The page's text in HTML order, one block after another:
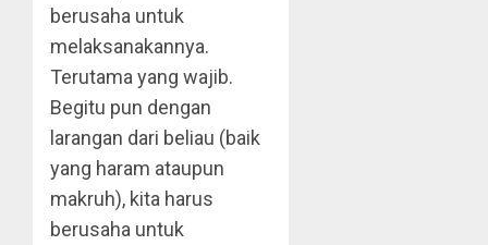
berusaha untuk
melaksanakannya.
Terutama yang wajib.
Begitu pun dengan
larangan dari beliau (baik
yang haram ataupun
makruh), kita harus
berusaha untuk